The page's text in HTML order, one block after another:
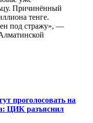
Причинённый
тенге.
под стражу», —
проголосовать на
ЦИК разъяснил